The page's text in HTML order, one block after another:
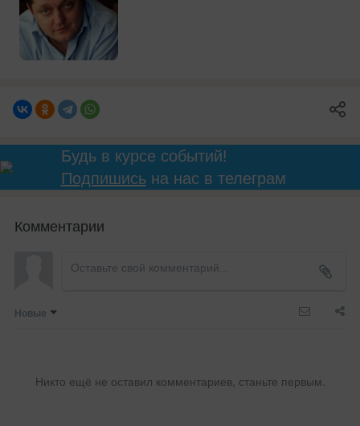
Будь в курсе событий!
Подпишисьна нас в телеграм
Комментарии
Новые
Никто ещё не оставил комментариев, станьте первым.